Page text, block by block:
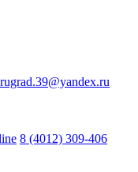
rugrad.39@yandex.ru
8 (4012) 309-406